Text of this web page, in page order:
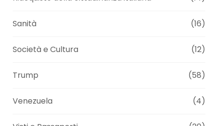
Sanità (16)
Società e Cultura (12)
Trump (58)
Venezuela (4)